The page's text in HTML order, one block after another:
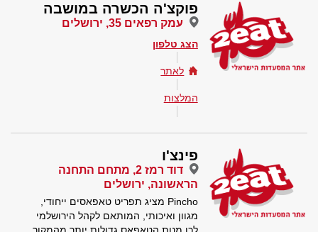
פוקצ'ה הכשרה במושבה
עמק רפאים 35, ירושלים
הצג טלפון
לאתר
המלצות
פינצ'ו
דוד רמז 2, מתחם התחנה
הראשונה, ירושלים
Pincho מציג תפריט טאפאסים ייחודי,
מגוון ואיכותי, המותאם לקהל הירושלמי